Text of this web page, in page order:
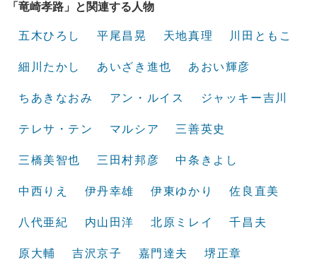
「竜崎孝路」と関連する人物
五木ひろし 平尾昌晃 天地真理 川田ともこ
細川たかし あいざき進也 あおい輝彦
ちあきなおみ アン・ルイス ジャッキー吉川
テレサ・テン マルシア 三善英史
三橋美智也 三田村邦彦 中条きよし
中西りえ 伊丹幸雄 伊東ゆかり 佐良直美
八代亜紀 内山田洋 北原ミレイ 千昌夫
原大輔 吉沢京子 嘉門達夫 堺正章